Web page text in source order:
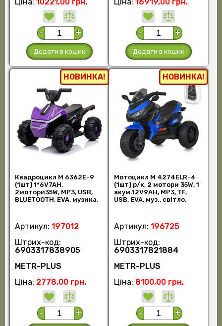
- +
Додати в кошик
- +
Додати в кошик
НОВИНКА!
Квадроцикл M 6362E-9
(1шт) 1*6V7AH,
2мотори35W, MP3, USB,
BLUETOOTH, EVA, музика,
Артикул: 197012
Штрих-код:
6903317838905
METR-PLUS
Ціна: 2778,00 грн.
- +
НОВИНКА!
Мотоцикл M 4274ELR-4
(1шт) р/к, 2 мотори 35W, 1
акум.12V9AH, MP3, TF,
USB, EVA, муз., світло,
Артикул: 196725
Штрих-код:
6903317821884
METR-PLUS
Ціна: 8100,00 грн.
- +